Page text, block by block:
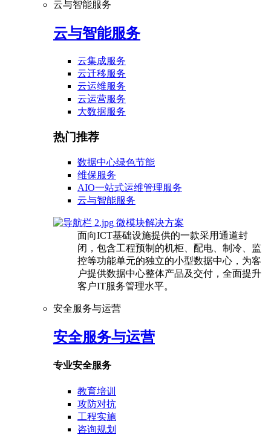
云与智能服务
云与智能服务
云集成服务
云迁移服务
云运维服务
云运营服务
大数据服务
热门推荐
数据中心绿色节能
维保服务
AIO一站式运维管理服务
云与智能服务
微模块解决方案
面向ICT基础设施提供的一款采用通道封
闭，包含工程预制的机柜、配电、制冷、监
控等功能单元的独立的小型数据中心，为客
户提供数据中心整体产品及交付，全面提升
客户IT服务管理水平。
安全服务与运营
安全服务与运营
专业安全服务
教育培训
攻防对抗
工程实施
咨询规划